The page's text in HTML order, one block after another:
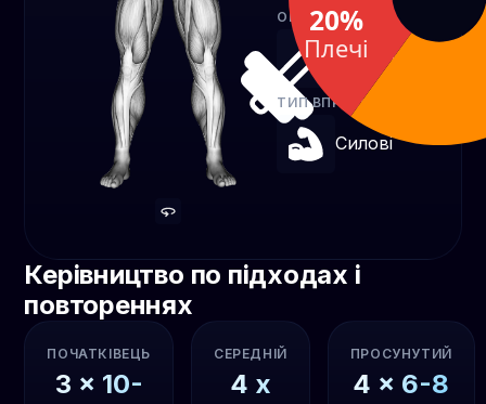
ОБЛАДНАННЯ
Гантелі
ТИП ВПРАВИ
Силові
20%
Плечі
Керівництво по підходах і
повтореннях
ПОЧАТКІВЕЦЬ
3 x 10-
СЕРЕДНІЙ
4 x
ПРОСУНУТИЙ
4 x 6-8